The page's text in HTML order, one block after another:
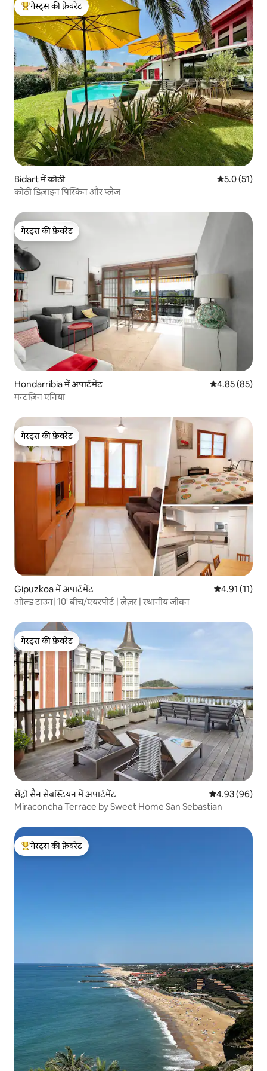
गेस्ट्स का टॉप फ़ेवरेट
गेस्ट्स की फ़ेवरेट
Bidart में कोठी औसत रेटिंग 5
5.0 (51)
कोठी डिज़ाइन पिस्किन और प्लेज
गेस्ट्स की फ़ेवरेट
गेस्ट्स की फ़ेवरेट
Hondarribia में अपार्टमेंट औसत रेटिंग 5 में
4.85 (85)
मन्टज़िन एनिया
गेस्ट्स की फ़ेवरेट
गेस्ट्स की फ़ेवरेट
Gipuzkoa में अपार्टमेंट औसत रेटिंग 5 में
4.91 (11)
ओल्ड टाउन| 10' बीच/एयरपोर्ट | लेज़र | स्थानीय जीवन
गेस्ट्स की फ़ेवरेट
गेस्ट्स की फ़ेवरेट
सेंट्रो सैन सेबस्टियन में अपार्टमेंट औसत रेटिंग 5 में
4.93 (96)
Miraconcha Terrace by Sweet Home San Sebastian
गेस्ट्स का टॉप फ़ेवरेट
गेस्ट्स की फ़ेवरेट